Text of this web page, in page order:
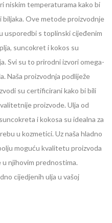
niskim temperaturama kako bi
biljaka. Ove metode proizvodnje
usporedbi s toplinski cijeđenim
suncokret i kokos su
Svi su to prirodni izvori omega-
Naša proizvodnja podliježe
su certificirani kako bi bili
proizvode. Ulja od
i kokosa su idealna za
u kozmetici. Uz naša hladno
moguću kvalitetu proizvoda
njihovim prednostima.
cijedjenih ulja u vašoj